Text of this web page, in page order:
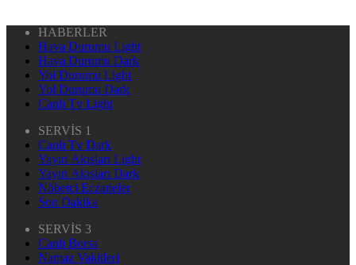
HABERLER
Hava Durumu Light
Hava Durumu Dark
Yol Durumu Light
Yol Durumu Dark
Canlı Tv Light
SERVİS 1
Canlı Tv Dark
Yayın Akışları Light
Yayın Akışları Dark
Nöbetçi Eczaneler
Son Dakika
SERVİS 3
Canlı Borsa
Namaz Vakitleri